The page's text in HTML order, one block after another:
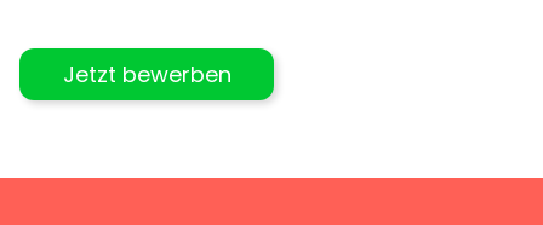
Jetzt bewerben